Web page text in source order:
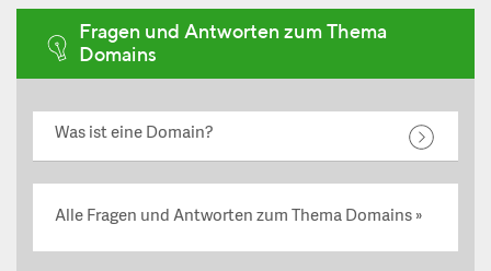
Fragen und Antworten zum Thema
Domains
Was ist eine Domain?
Alle Fragen und Antworten zum Thema Domains